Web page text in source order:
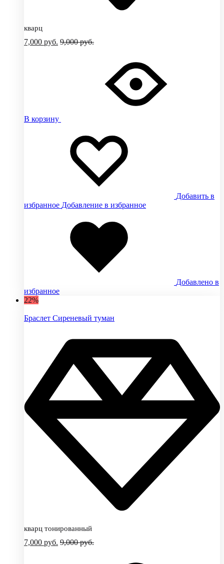
кварц
7,000 руб. 9,000руб.
В корзину
Добавить в
избранное Добавление в избранное
Добавлено в
избранное
22%
Браслет Сиреневый туман
кварц тонированный
7,000 руб. 9,000руб.